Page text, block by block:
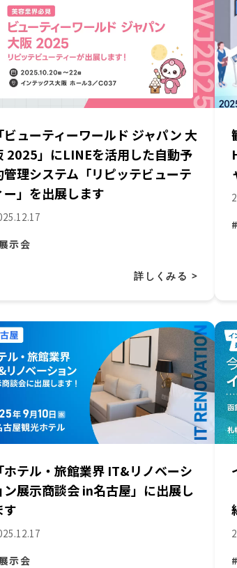
「ビューティーワールド ジャパン 大
2025」にLINEを活用した自動予
管理システム「リピッテビューテ
ー」を出展します
示会
詳しくみる >
「ホテル・旅館業界 IT&リノベーシ
ン展示商談会 in名古屋」に出展し
す
示会